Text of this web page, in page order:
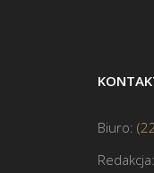
Biuro:
Redakcja: